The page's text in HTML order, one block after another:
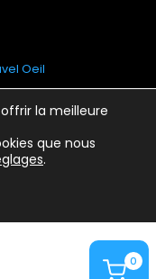
0
la meilleure
que nous
.
cookies GDPR
Oeil